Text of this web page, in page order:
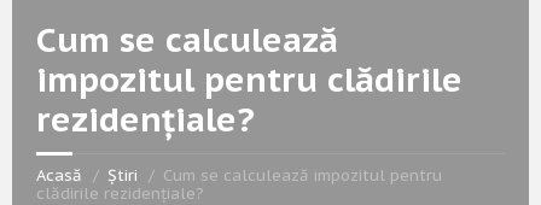
Cum se calculează
impozitul pentru clădirile
rezidențiale?
Acasă Știri
Cum se calculează impozitul pentru
clădirile rezidențiale?